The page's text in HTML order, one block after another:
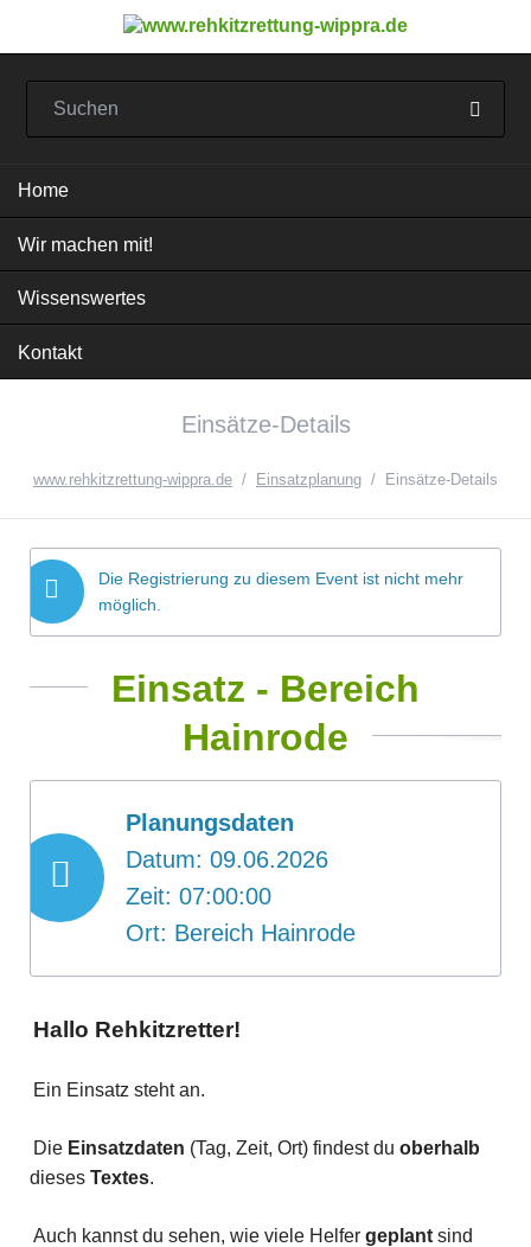
Home
Wir machen mit!
Wissenswertes
Kontakt
Einsätze-Details
www.rehkitzrettung-wippra.de Einsatzplanung Einsätze-Details
Die Registrierung zu diesem Event ist nicht mehr
möglich.
Einsatz - Bereich
Hainrode
Planungsdaten
Datum: 09.06.2026
Zeit: 07:00:00
Ort: Bereich Hainrode
Hallo Rehkitzretter!
Ein Einsatz steht an.
Die Einsatzdaten (Tag, Zeit, Ort) findest du oberhalb
dieses Textes.
Auch kannst du sehen, wie viele Helfer geplantsind